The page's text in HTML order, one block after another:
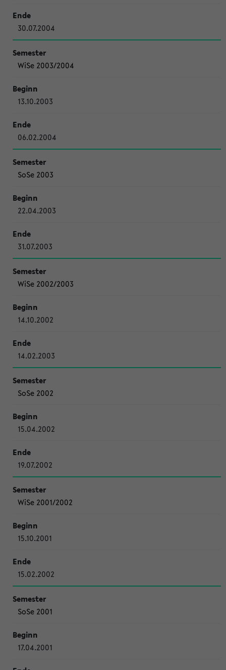
30.07.2004
WiSe 2003/2004
13.10.2003
06.02.2004
SoSe 2003
22.04.2003
31.07.2003
WiSe 2002/2003
14.10.2002
14.02.2003
SoSe 2002
15.04.2002
19.07.2002
WiSe 2001/2002
15.10.2001
15.02.2002
SoSe 2001
17.04.2001